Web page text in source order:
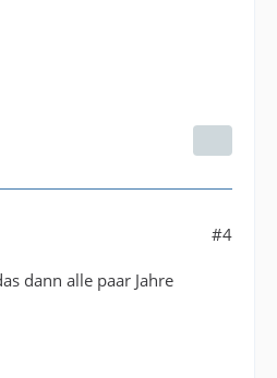
#4
dann alle paar Jahre